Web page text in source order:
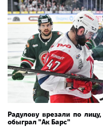
Радулову врезали по
обыграл "Ак Барс"